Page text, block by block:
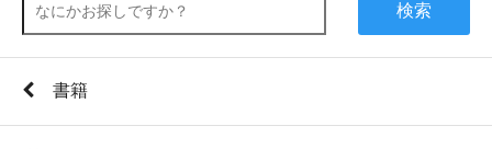
検索
書籍